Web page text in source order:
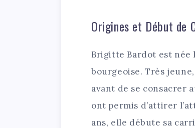
Origines et Début de
Brigitte Bardot est née
bourgeoise. Très
avant de se consacrer
ont permis d’attirer
ans, elle débute sa